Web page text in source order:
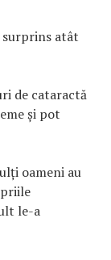
surprins atât
de cataractă
și pot
oameni au
le-a